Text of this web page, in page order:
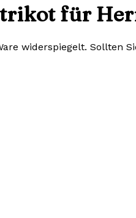
für
widerspiegelt. Sollten